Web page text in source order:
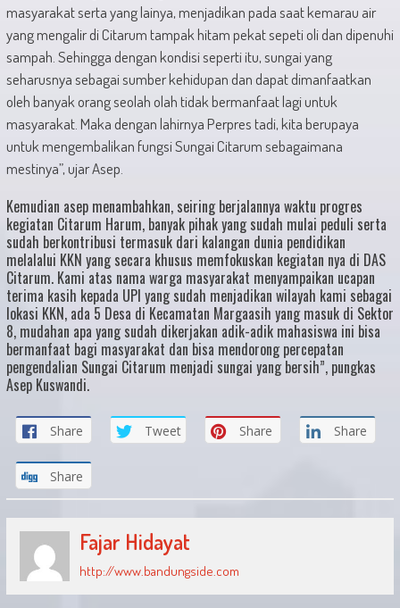
masyarakat serta yang lainya, menjadikan pada saat kemarau air
yang mengalir di Citarum tampak hitam pekat sepeti oli dan dipenuhi
sampah. Sehingga dengan kondisi seperti itu, sungai yang
seharusnya sebagai sumber kehidupan dan dapat dimanfaatkan
oleh banyak orang seolah olah tidak bermanfaat lagi untuk
masyarakat. Maka dengan lahirnya Perpres tadi, kita berupaya
untuk mengembalikan fungsi Sungai Citarum sebagaimana
mestinya”, ujar Asep.
Kemudian asep menambahkan, seiring berjalannya waktu progres
kegiatan Citarum Harum, banyak pihak yang sudah mulai peduli serta
sudah berkontribusi termasuk dari kalangan dunia pendidikan
melalalui KKN yang secara khusus memfokuskan kegiatan nya di DAS
Citarum. Kami atas nama warga masyarakat menyampaikan ucapan
terima kasih kepada UPI yang sudah menjadikan wilayah kami sebagai
lokasi KKN, ada 5 Desa di Kecamatan Margaasih yang masuk di Sektor
8, mudahan apa yang sudah dikerjakan adik-adik mahasiswa ini bisa
bermanfaat bagi masyarakat dan bisa mendorong percepatan
pengendalian Sungai Citarum menjadi sungai yang bersih”, pungkas
Asep Kuswandi.
Share Tweet Share Share
Share
Fajar Hidayat
http://www.bandungside.com